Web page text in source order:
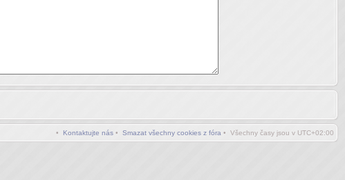
• Všechny časy jsou v UTC+02:00
• Smazat všechny cookies z fóra
• Kontaktujte nás